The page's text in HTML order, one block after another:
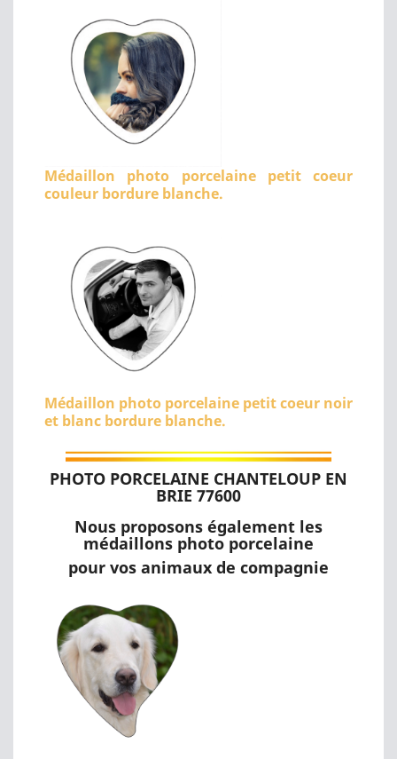
Médaillon photo porcelaine petit coeur
couleur bordure blanche.
Médaillon photo porcelaine petit coeur noir
et blanc bordure blanche.
PHOTO PORCELAINE CHANTELOUP EN
BRIE 77600
Nous proposons également les
médaillons photo porcelaine
pour vos animaux de compagnie